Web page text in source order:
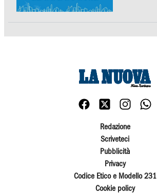
Redazione
Scriveteci
Pubblicità
Privacy
Codice Etico e Modello 231
Cookie policy